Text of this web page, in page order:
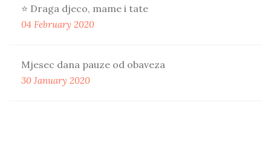
⭐️ Draga djeco, mame i tate
04 February 2020
Mjesec dana pauze od obaveza
30 January 2020